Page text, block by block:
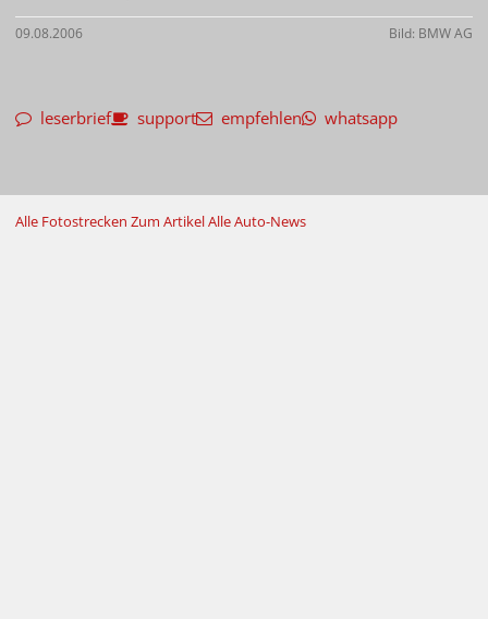
09.08.2006 Bild: BMW AG
leserbrief support empfehlen whatsapp
Alle Fotostrecken Zum ArtikelAlle Auto-News